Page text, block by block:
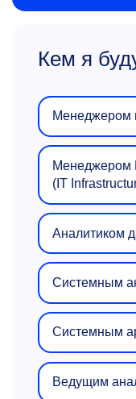
Кем я
Менеджером
Менеджером
(IT
Аналитиком
Системным
Системным
Ведущим